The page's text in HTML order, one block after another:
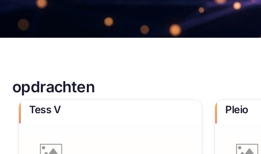
opdrachten
Tess V Pleio